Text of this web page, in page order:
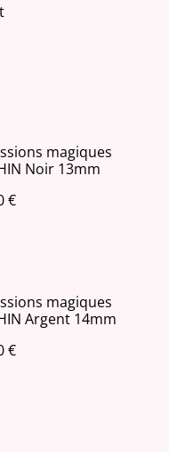
magiques
Noir 13mm
€
magiques
Argent 14mm
€